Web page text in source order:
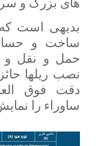
های بزرگ و
بدیهی است که
ساخت و
حمل و نقل و
نصب ریلها
دقت فوق
ساوراء را